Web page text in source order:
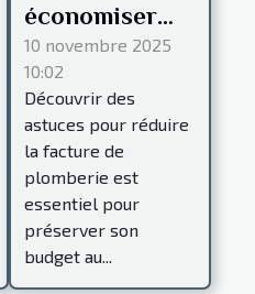
économiser
sur votre
prochaine
facture de
plomberie ?
10 novembre 2025
10:02
Découvrir des
astuces pour réduire
la facture de
plomberie est
essentiel pour
préserver son
budget au...